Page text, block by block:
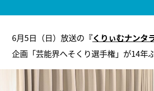
6月5日（日）放送の 『くりぃむナンタ
企画「芸能界へそくり選手権」が14年